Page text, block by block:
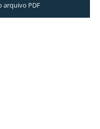
arquivo PDF